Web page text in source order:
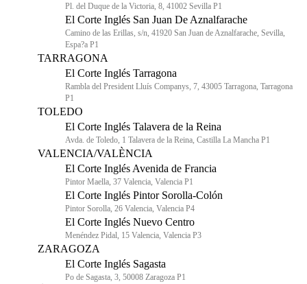
Pl. del Duque de la Victoria, 8, 41002 Sevilla P1
El Corte Inglés San Juan De Aznalfarache
Camino de las Erillas, s/n, 41920 San Juan de Aznalfarache, Sevilla,
Espa?a P1
TARRAGONA
El Corte Inglés Tarragona
Rambla del President Lluís Companys, 7, 43005 Tarragona, Tarragona
P1
TOLEDO
El Corte Inglés Talavera de la Reina
Avda. de Toledo, 1 Talavera de la Reina, Castilla La Mancha P1
VALENCIA/VALÈNCIA
El Corte Inglés Avenida de Francia
Pintor Maella, 37 Valencia, Valencia P1
El Corte Inglés Pintor Sorolla-Colón
Pintor Sorolla, 26 Valencia, Valencia P4
El Corte Inglés Nuevo Centro
Menéndez Pidal, 15 Valencia, Valencia P3
ZARAGOZA
El Corte Inglés Sagasta
Po de Sagasta, 3, 50008 Zaragoza P1